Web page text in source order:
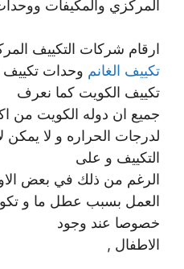
المركزي والمكيفات
ارقام شركات التكييف
تكييف الغانم وحدات تكييف
تكييف الكويت كما نعرف
جميع ان دوله الكويت من
لدرجات الحراره و لا يمكن
التكييف و على
الرغم من ذلك في بعض
العمل بسبب عطل ما و
خصوصا عند وجود
الاطفال ,